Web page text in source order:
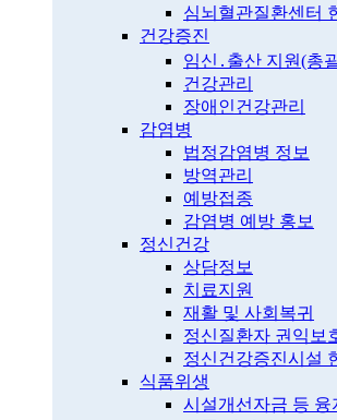
심뇌혈관질환센터
건강증진
임신․출산 지원(총
건강관리
장애인건강관리
감염병
법정감염병 정보
방역관리
예방접종
감염병 예방 홍보
정신건강
상담정보
치료지원
재활 및 사회복귀
정신질환자 권익보
정신건강증진시설
식품위생
시설개선자금 등 융